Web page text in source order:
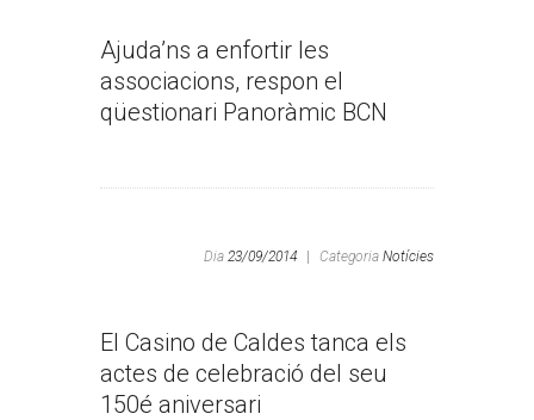
Ajuda’ns a enfortir les
associacions, respon el
qüestionari Panoràmic BCN
Dia 23/09/2014 Categoria Notícies
El Casino de Caldes tanca els
actes de celebració del seu
150é aniversari